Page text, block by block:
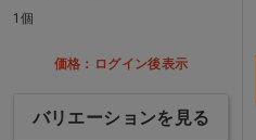
1個
価格：ログイン後表示
バリエーションを見る